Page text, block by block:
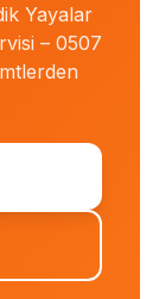
Yayalar
– 0507